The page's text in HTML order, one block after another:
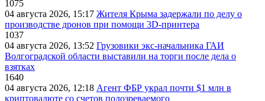
1075
04 августа 2026, 15:17 Жителя Крыма задержали по делу о
производстве дронов при помощи 3D‑принтера
1037
04 августа 2026, 13:52 Грузовики экс-начальника ГАИ
Волгоградской области выставили на торги после дела о
взятках
1640
04 августа 2026, 12:18 Агент ФБР украл почти $1 млн в
криптовалюте со счетов подозреваемого